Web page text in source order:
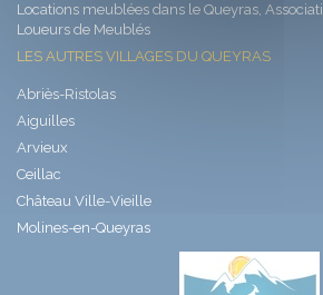
Locations meublées dans le Queyras,
Loueurs de Meublés
LES AUTRES VILLAGES DU QUEYRAS
Abriès-Ristolas
Aiguilles
Arvieux
Ceillac
Château Ville-Vieille
Molines-en-Queyras